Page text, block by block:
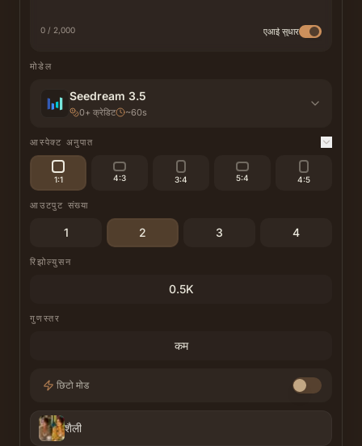
0 / 2,000 एआई सुधार
मोडेल
Seedream 3.5
0+ क्रेडिट ~60s
आस्पेक्ट अनुपात
1:1 4:3 3:4 5:4 4:5
आउटपुट संख्या
1 2 3 4
रिझोल्युसन
0.5K
गुणस्तर
कम
छिटो मोड
शैली